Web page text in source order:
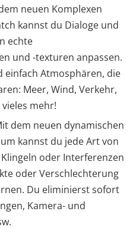
neuen Komplexen
kannst du Dialoge und
echte
und -texturen anpassen.
einfach Atmosphären, die
Meer, Wind, Verkehr,
mehr!
dem neuen dynamischen
kannst du jede Art von
oder Interferenzen
oder Verschlechterung
Du eliminierst sofort
Kamera- und